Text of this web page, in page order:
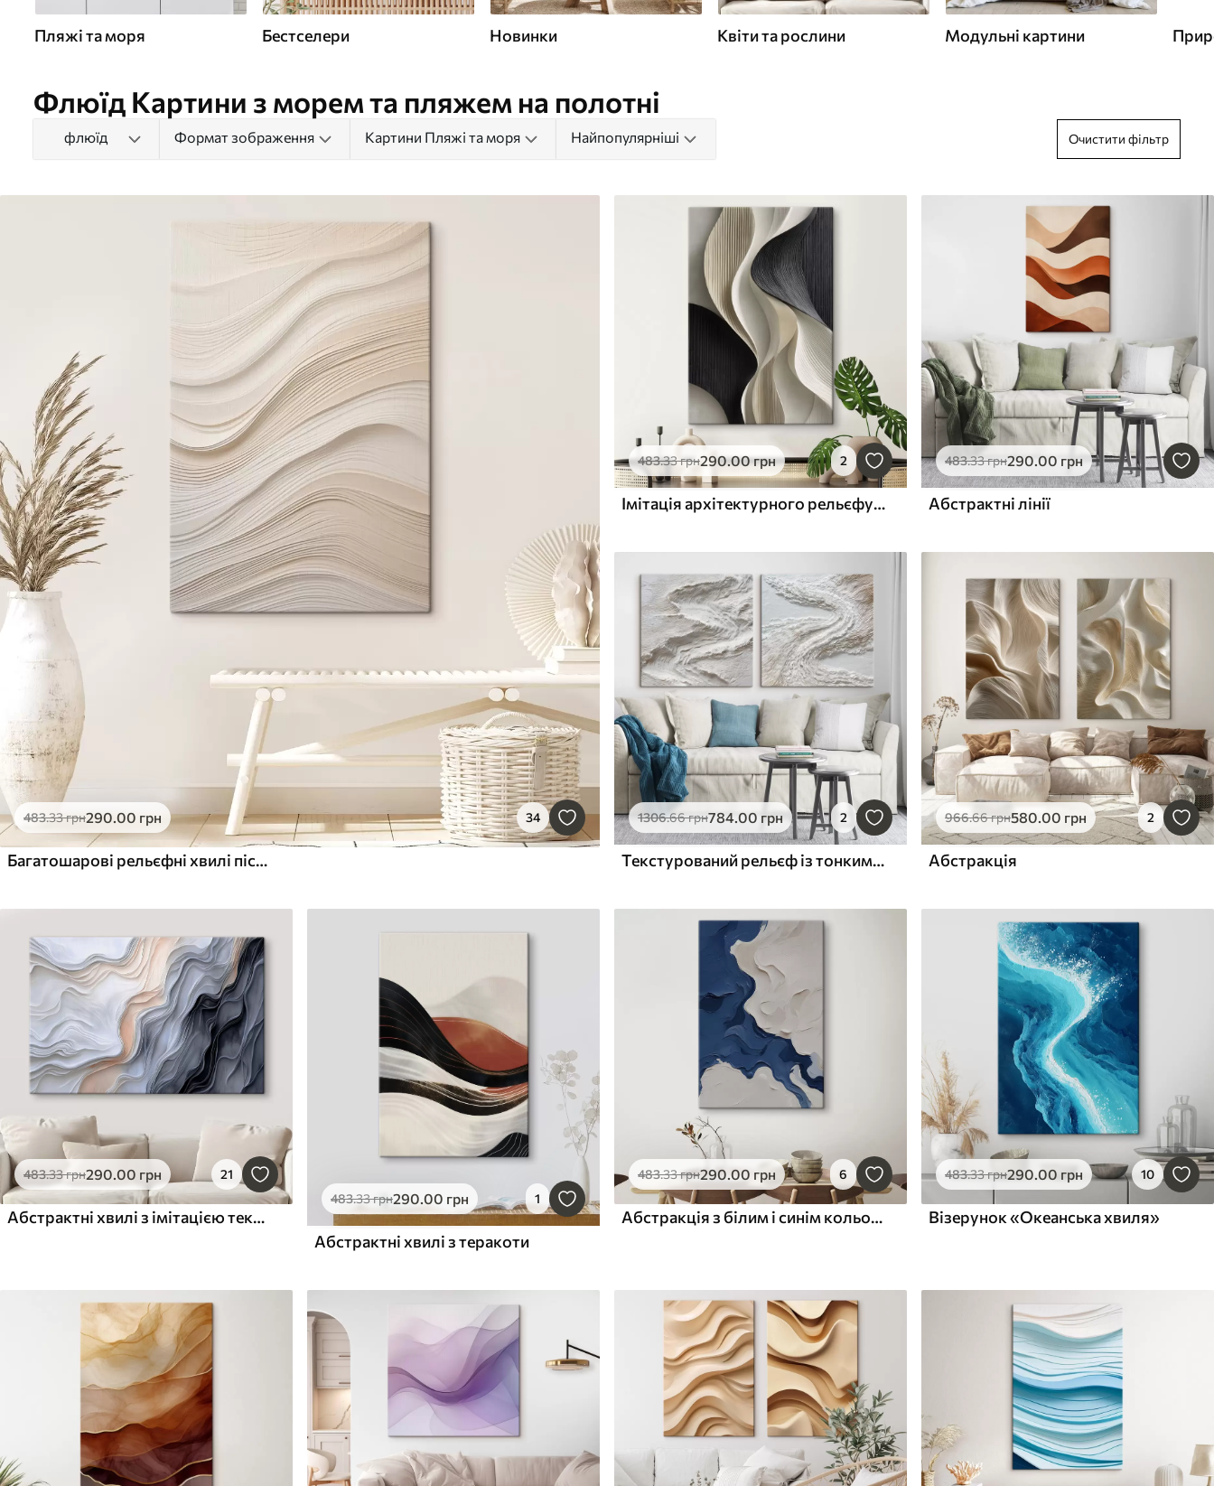
Пляжі та моря Бестселери Новинки Квіти та рослини Модульні картини
Флюїд Картини з морем та пляжем на полотні
флюїд Формат зображення Картини Пляжі та моря Найпопулярніші Очистити фільтр
483.33грн290.00 грн 34
Багатошарові рельєфні хвилі пісочного відтінку, м'яка текстура
483.33грн290.00грн 2
Імітація архітектурного рельєфу; органічна абстрактна геометрія.
483.33грн290.00 грн
Абстрактні лінії
1306.66грн784.00 грн 2
Текстурований рельєф із тонкими контурними лініями у стилі сучасного мистецтва
966.66грн580.00 грн 2
Абстракція
483.33грн290.00 грн 21
Абстрактні хвилі з імітацією текстури
483.33грн290.00 грн 1
Абстрактні хвилі з теракоти
483.33грн290.00 грн 6
Абстракція з білим і синім кольорами масла
483.33грн290.00 грн 10
Візерунок «Океанська хвиля»